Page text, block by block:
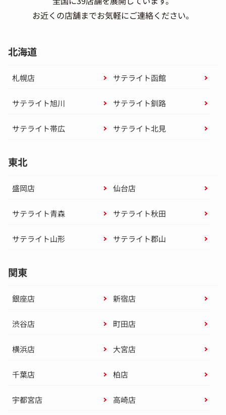
お近くの店舗までお気軽にご連絡ください。
北海道
札幌店 サテライト函館
サテライト旭川 サテライト釧路
サテライト帯広 サテライト北見
東北
盛岡店 仙台店
サテライト青森 サテライト秋田
サテライト山形 サテライト郡山
関東
銀座店 新宿店
渋谷店 町田店
横浜店 大宮店
千葉店 柏店
宇都宮店 高崎店